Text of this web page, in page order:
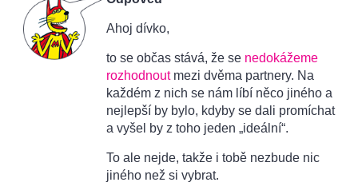
Ahoj dívko,
to se občas stává, že se nedokážeme
rozhodnoutmezi dvěma partnery. Na
každém z nich se nám líbí něco jiného a
nejlepší by bylo, kdyby se dali promíchat
a vyšel by z toho jeden „ideální“.
To ale nejde, takže i tobě nezbude nic
jiného než si vybrat.